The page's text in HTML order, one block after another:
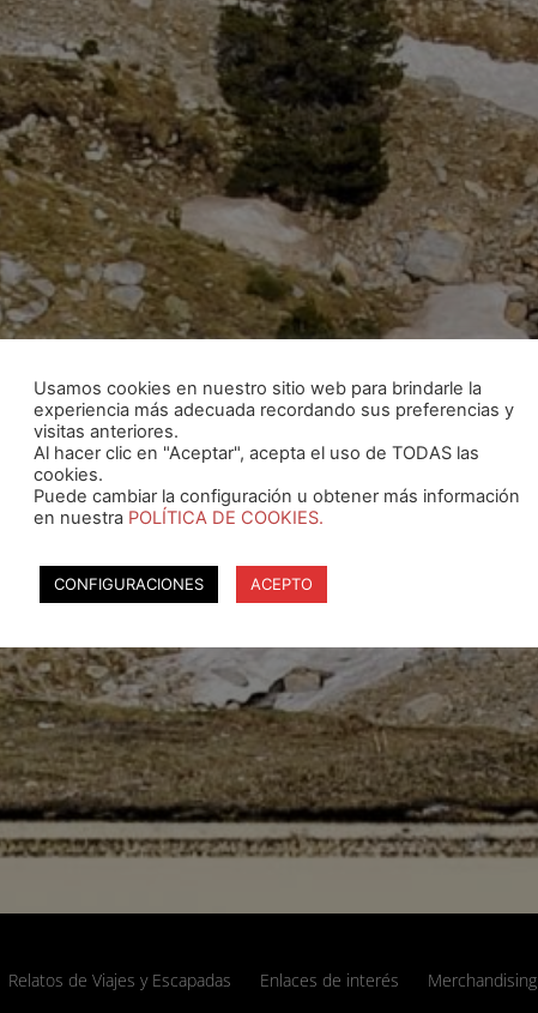
Relatos de Viajes y Escapadas Enlaces de interés Merchandising
Usamos cookies en nuestro sitio web para brindarle la
experiencia más adecuada recordando sus preferencias y
visitas anteriores.
Al hacer clic en "Aceptar", acepta el uso de TODAS las
cookies.
Puede cambiar la configuración u obtener más información
en nuestra POLÍTICA DE COOKIES.
CONFIGURACIONES ACEPTO